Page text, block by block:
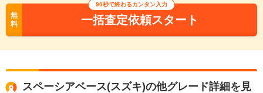
無
料
90秒で終わるカンタン入力
一括査定依頼スタート
スペーシアベース(スズキ)の他グレード詳細を見